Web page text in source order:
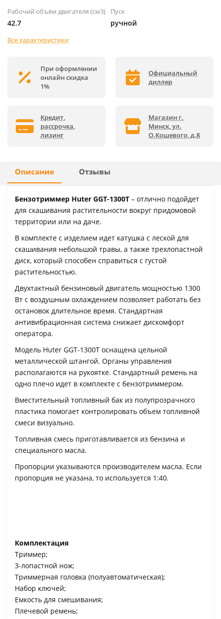
Рабочий объём двигателя (см3)
42.7
Пуск
ручной
Все характеристики
При оформлении
онлайн скидка
1%
Официальный
диллер
Кредит,
рассрочка,
лизинг
Магазин г.
Минск, ул.
О.Кошевого, д.8
Описание Отзывы
Бензотриммер Huter GGT-1300T – отлично подойдет
для скашивания растительности вокруг придомовой
территории или на даче.
В комплекте с изделием идет катушка с леской для
скашивания небольшой травы, а также трехлопастной
диск, который способен справиться с густой
растительностью.
Двухтактный бензиновый двигатель мощностью 1300
Вт с воздушным охлаждением позволяет работать без
остановок длительное время. Стандартная
антивибрационная система снижает дискомфорт
оператора.
Модель Huter GGT-1300T оснащена цельной
металлической штангой. Органы управления
располагаются на рукоятке. Стандартный ремень на
одно плечо идет в комплекте с бензотриммером.
Вместительный топливный бак из полупрозрачного
пластика помогает контролировать объем топливной
смеси визуально.
Топливная смесь приготавливается из бензина и
специального масла.
Пропорции указываются производителем масла. Если
пропорция не указана, то используется 1:40.
Комплектация
Триммер;
3-лопастной нож;
Триммерная головка (полуавтоматическая);
Набор ключей;
Емкость для смешивания;
Плечевой ремень;